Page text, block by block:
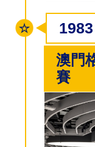
1983
澳門
賽